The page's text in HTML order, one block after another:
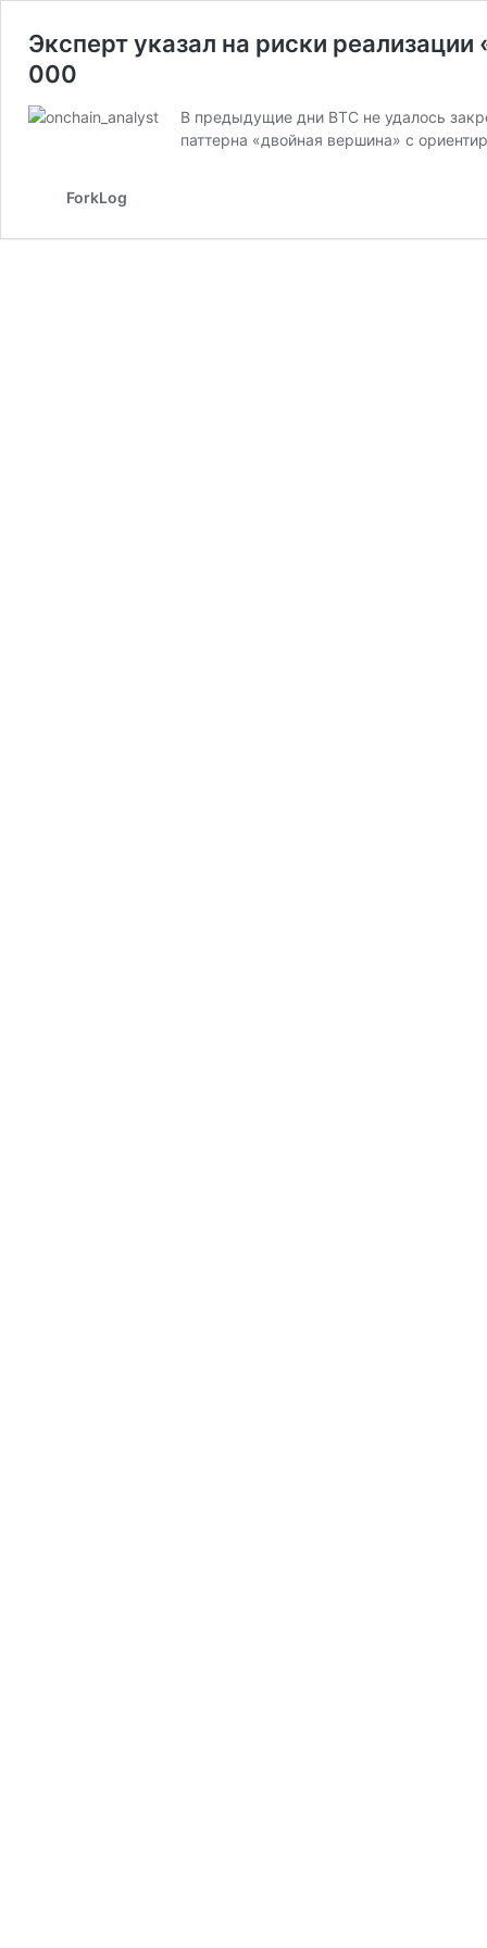
Эксперт указал на риски
000
В предыдущие дни BTC не удалось
паттерна «двойная вершина» с
ForkLog